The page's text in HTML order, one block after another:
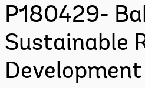
P180429-
Sustainable